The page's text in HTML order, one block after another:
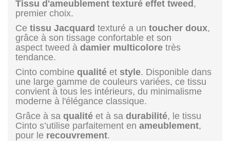
Tissu d'ameublement texturé effet tweed,
premier choix.
Ce tissu Jacquard texturé a un toucher doux,
grâce à son tissage confortable et son
aspect tweed à damier multicolore très
tendance.
Cinto combine qualité et style. Disponible dans
une large gamme de couleurs variées, ce tissu
convient à tous les intérieurs, du minimalisme
moderne à l'élégance classique.
Grâce à sa qualité et à sa durabilité, le tissu
Cinto s’utilise parfaitement en ameublement,
pour le recouvrement.